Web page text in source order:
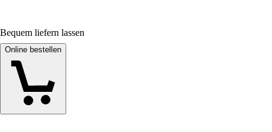
Bequem liefern lassen
Online bestellen